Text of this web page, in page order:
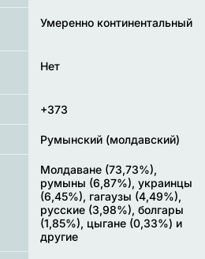
Умеренно континентальный
Нет
+373
Румынский (молдавский)
Молдаване (73,73%),
румыны (6,87%), украинцы
(6,45%), гагаузы (4,49%),
русские (3,98%), болгары
(1,85%), цыгане (0,33%) и
другие